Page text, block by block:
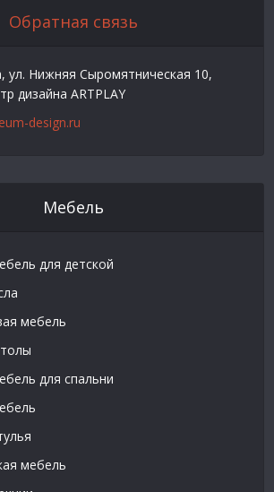
Обратная связь
ул. Нижняя Сыромятническая 10,
дизайна ARTPLAY
design.ru
Мебель
для детской
мебель
для спальни
мебель